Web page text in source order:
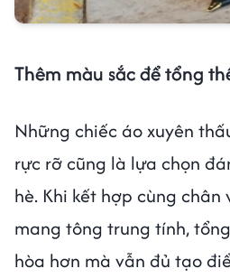
Thêm màu sắc để tổng
Những chiếc áo xuyên
rực rỡ cũng là lựa chọn
hè. Khi kết hợp cùng chân
mang tông trung tính,
hòa hơn mà vẫn đủ tạo